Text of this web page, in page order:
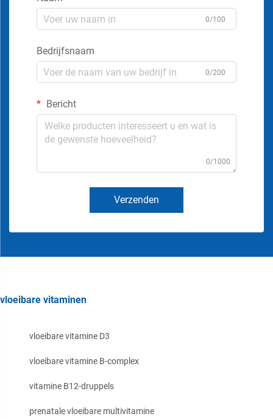
0/100
Bedrijfsnaam
0/200
Bericht
0/1000
Verzenden
vloeibare vitaminen
vloeibare vitamine D3
vloeibare vitamine B-complex
vitamine B12-druppels
prenatale vloeibare multivitamine